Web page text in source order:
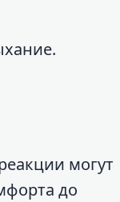
могут
до